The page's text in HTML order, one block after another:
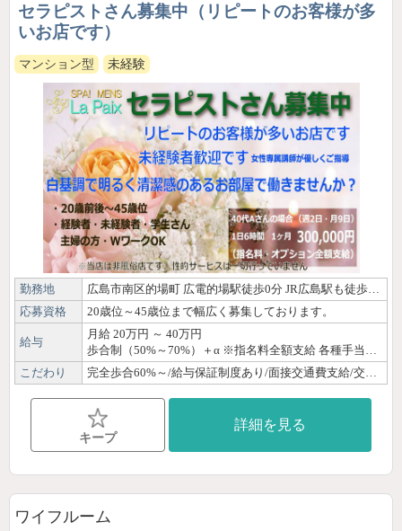
セラピストさん募集中（リピートのお客様が多
いお店です）
マンション型 未経験
勤務地
応募資格
20歳位～45歳位まで幅広く募集しております。
給与
月給 20万円 ～ 40万円
こだわり
キープ
詳細を見る
ワイフルーム